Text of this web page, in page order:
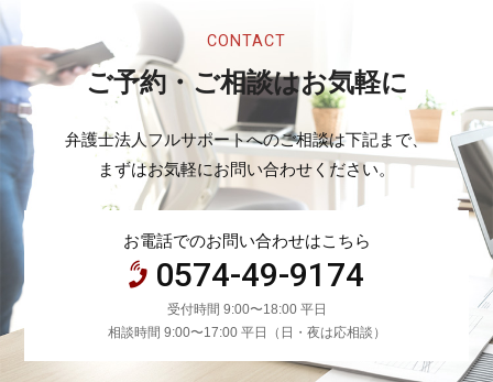
CONTACT
ご予約・ご相談はお気軽に
弁護士法人フルサポートへのご相談は下記まで、
まずはお気軽にお問い合わせください。
お電話でのお問い合わせはこちら
0574-49-9174
受付時間 9:00〜18:00 平日
相談時間 9:00〜17:00 平日（日・夜は応相談）